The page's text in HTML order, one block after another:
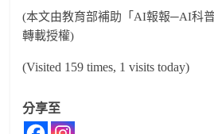
(本文由教育部補助「AI報報─AI科
轉載授權)
(Visited 159 times, 1 visits today)
分享至